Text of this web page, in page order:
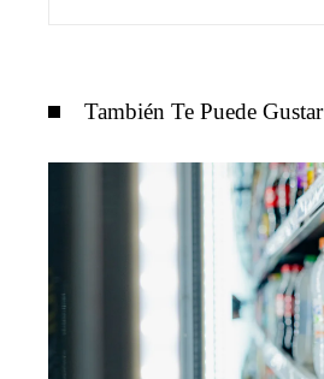
También Te Puede Gustar